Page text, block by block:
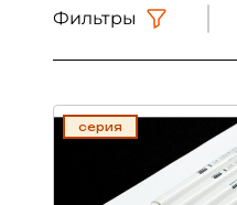
Фильтры
серия